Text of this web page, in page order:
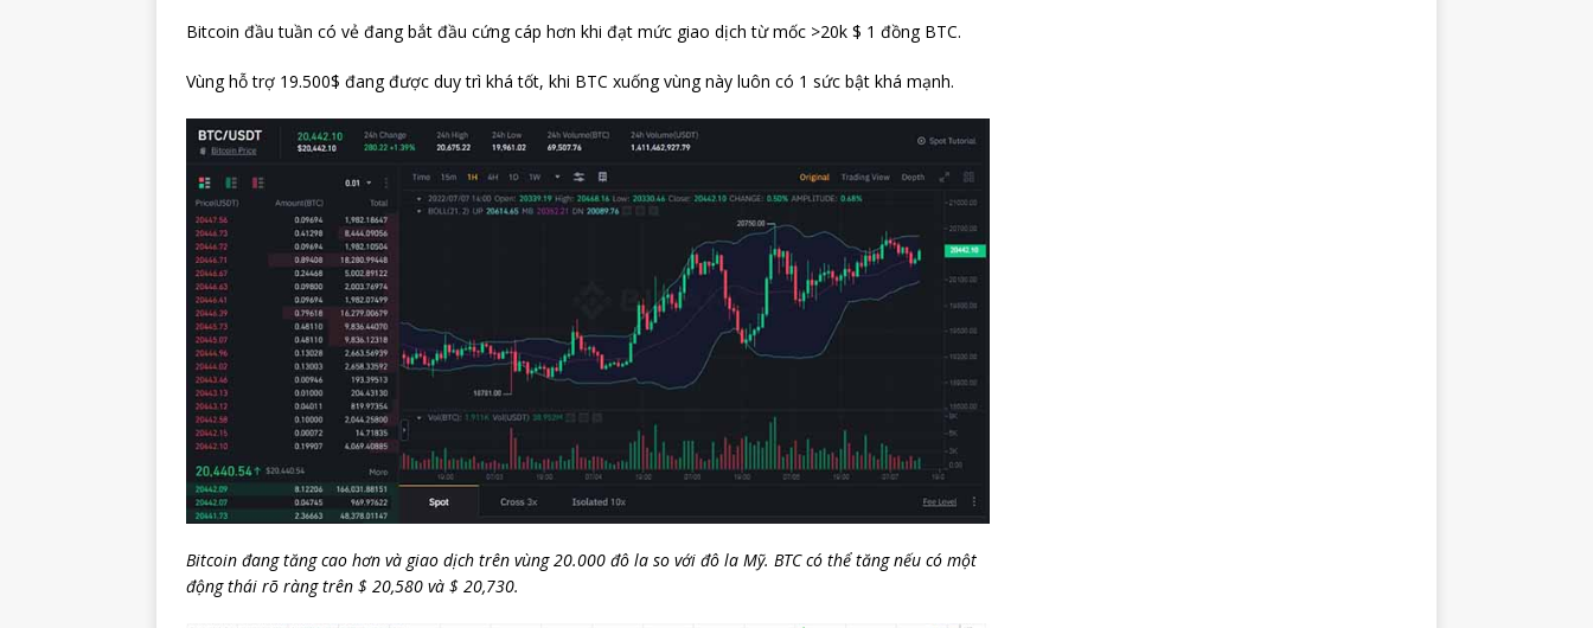
Bitcoin đầu tuần có vẻ đang bắt đầu cứng cáp hơn khi đạt mức giao dịch từ mốc >20k $ 1 đồng BTC.
Vùng hỗ trợ 19.500$ đang được duy trì khá tốt, khi BTC xuống vùng này luôn có 1 sức bật khá mạnh.
Bitcoin đang tăng cao hơn và giao dịch trên vùng 20.000 đô la so với đô la Mỹ. BTC có thể tăng nếu có một
động thái rõ ràng trên $ 20,580 và $ 20,730.